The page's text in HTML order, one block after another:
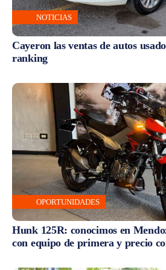
NOTICIAS
Cayeron las ventas de autos
ranking
OPORTUNIDADES
Hunk 125R: conocimos en
con equipo de primera y precio